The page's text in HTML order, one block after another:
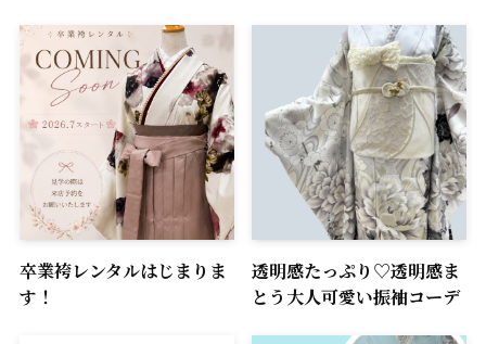
卒業袴レンタルはじまりま
す！
透明感たっぷり♡透明感ま
とう大人可愛い振袖コーデ